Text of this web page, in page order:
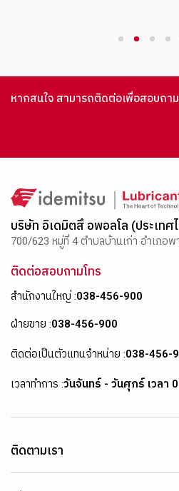
หากสนใจ สามารถติดต่อเพื่อสอบถาม
บริษัท อิเดมิตสึ อพอลโล (ประเทศ
700/623 หมู่ที่ 4 ตำบลบ้านเก่า อำเภอ
ติดต่อสอบถามโทร
สำนักงานใหญ่ :038-456-900
ฝ่ายขาย :038-456-900
ติดต่อเป็นตัวแทนจำหน่าย :038-456-
เวลาทำการ :วันจันทร์ - วันศุกร์ เวลา
ติดตามเรา